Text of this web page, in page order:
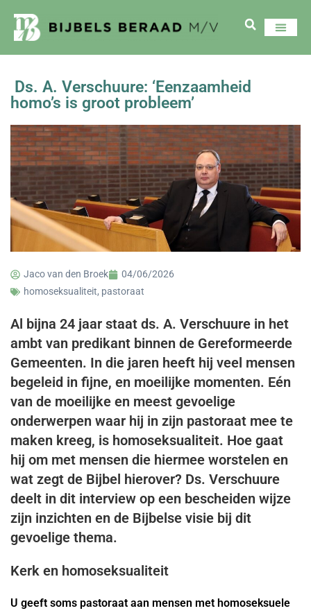
Ds. A. Verschuure: ‘Eenzaamheid
homo’s is groot probleem’
Jaco van den Broek
04/06/2026
homoseksualiteit, pastoraat
Al bijna 24 jaar staat ds. A. Verschuure in het
ambt van predikant binnen de Gereformeerde
Gemeenten. In die jaren heeft hij veel mensen
begeleid in fijne, en moeilijke momenten. Eén
van de moeilijke en meest gevoelige
onderwerpen waar hij in zijn pastoraat mee te
maken kreeg, is homoseksualiteit. Hoe gaat
hij om met mensen die hiermee worstelen en
wat zegt de Bijbel hierover? Ds. Verschuure
deelt in dit interview op een bescheiden wijze
zijn inzichten en de Bijbelse visie bij dit
gevoelige thema.
Kerk en homoseksualiteit
U geeft soms pastoraat aan mensen met homoseksuele